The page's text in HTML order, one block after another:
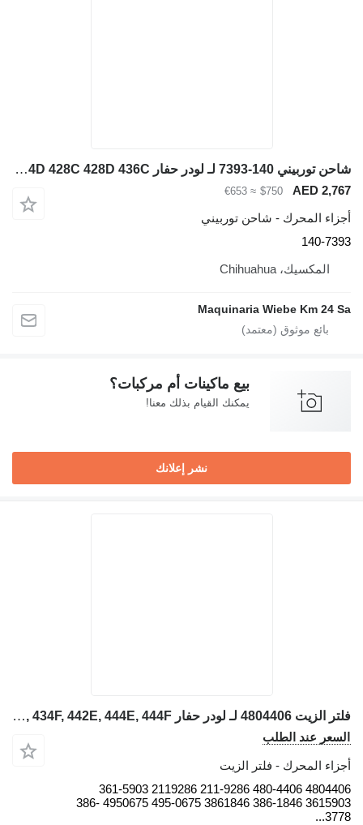
شاحن توربيني 140-7393 لـ لودر حفار Caterpillar 416C 416D 420D 424D 428C 428D 436C
AED 2,767
$750
≈ €653
أجزاء المحرك - شاحن توربيني
140-7393
المكسيك، Chihuahua
Maquinaria Wiebe Km 24 Sa
بيع ماكينات أم مركبات؟
يمكنك القيام بذلك معنا!
نشر إعلانك
فلتر الزيت 4804406 لـ لودر حفار Caterpillar 422E, 422F, 428E, 428F, 432E, 432F, 434E, 434F, 442E, 444E, 444F
السعر عند الطلب
أجزاء المحرك - فلتر الزيت
4804406 480-4406 211-9286 2119286 361-5903
3615903 386-1846 3861846 495-0675 4950675 386-
3778...